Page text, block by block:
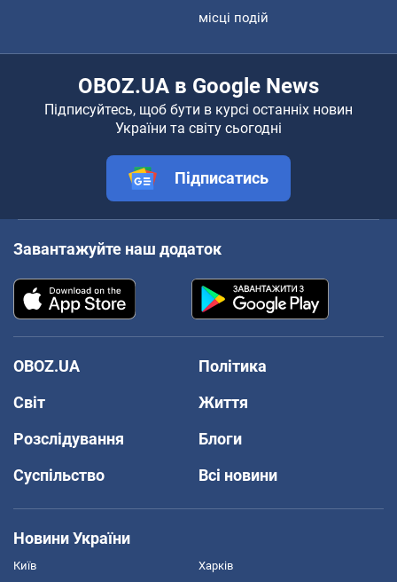
місці подій
OBOZ.UA в Google News
Підписуйтесь, щоб бути в курсі останніх новин
України та світу сьогодні
Підписатись
Завантажуйте наш додаток
OBOZ.UA
Політика
Світ
Життя
Розслідування
Блоги
Суспільство
Всі новини
Новини України
Київ Харків